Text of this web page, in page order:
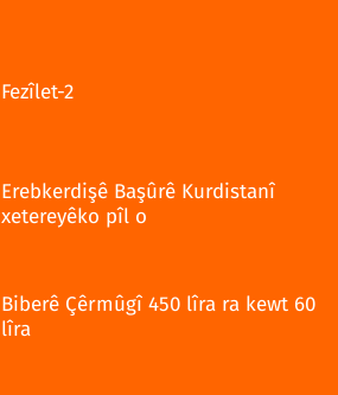
Fezîlet-2
Erebkerdişê Başûrê Kurdistanî
xetereyêko pîl o
Biberê Çêrmûgî 450 lîra ra kewt 60
lîra